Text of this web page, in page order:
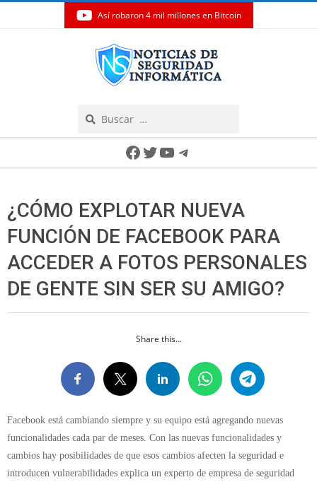
Así robaron 4 mil millones en Bitcoin
Facebook
Twitter
YouTube
Telegram
¿CÓMO EXPLOTAR NUEVA
FUNCIÓN DE FACEBOOK PARA
ACCEDER A FOTOS PERSONALES
DE GENTE SIN SER SU AMIGO?
Share this...
Facebook está cambiando siempre y su equipo está agregando nuevas
funcionalidades cada par de meses. Con las nuevas funcionalidades y
cambios hay posibilidades de que esos cambios afecten la seguridad e
introducen vulnerabilidades explica un experto de empresa de seguridad